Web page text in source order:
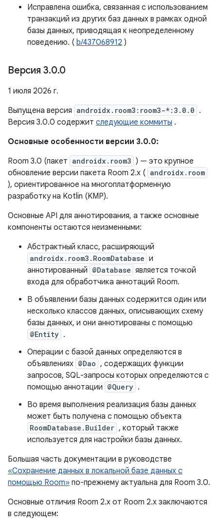
Исправлена ​​ошибка, связанная с использованием
транзакций из других баз данных в рамках одной
базы данных, приводящая к неопределенному
поведению. ( b/437068912 )
Версия 3.0.0
1 июля 2026 г.
Выпущена версия androidx.room3:room3-*:3.0.0 .
Версия 3.0.0 содержит следующие коммиты .
Основные особенности версии 3.0.0:
Room 3.0 (пакет androidx.room3 ) — это крупное
обновление версии пакета Room 2.x ( androidx.room
), ориентированное на многоплатформенную
разработку на Kotlin (KMP).
Основные API для аннотирования, а также основные
компоненты остаются неизменными:
Абстрактный класс, расширяющий
androidx.room3.RoomDatabase и
аннотированный @Database является точкой
входа для обработчика аннотаций Room.
В объявлении базы данных содержится один или
несколько классов данных, описывающих схему
базы данных, и они аннотированы с помощью
@Entity .
Операции с базой данных определяются в
объявлениях @Dao , содержащих функции
запросов, SQL-запросы которых определяются с
помощью аннотации @Query .
Во время выполнения реализация базы данных
может быть получена с помощью объекта
RoomDatabase.Builder , который также
используется для настройки базы данных.
Большая часть документации в руководстве
«Сохранение данных в локальной базе данных с
помощью Room» по-прежнему актуальна для Room 3.0.
Основные отличия Room 2.x от Room 2.x заключаются
в следующем: